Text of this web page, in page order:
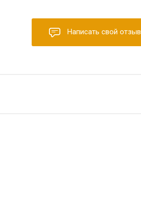
Написать свой отзыв